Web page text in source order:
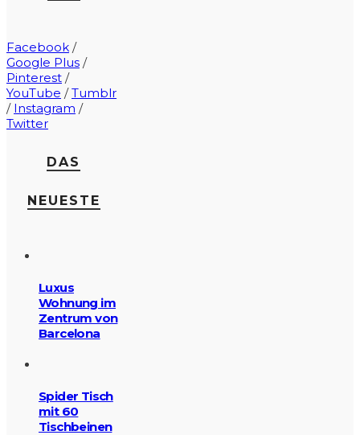
Facebook /
Google Plus /
Pinterest /
YouTube /Tumblr
/ Instagram /
Twitter
DAS
NEUESTE
Luxus
Wohnung im
Zentrum von
Barcelona
Spider Tisch
mit 60
Tischbeinen